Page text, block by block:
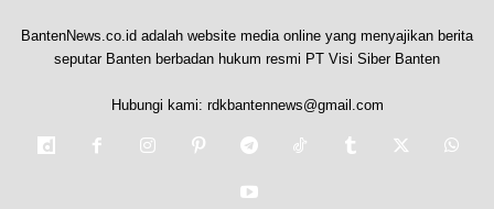
BantenNews.co.id adalah website media online yang menyajikan berita
seputar Banten berbadan hukum resmi PT Visi Siber Banten
Hubungi kami: rdkbantennews@gmail.com